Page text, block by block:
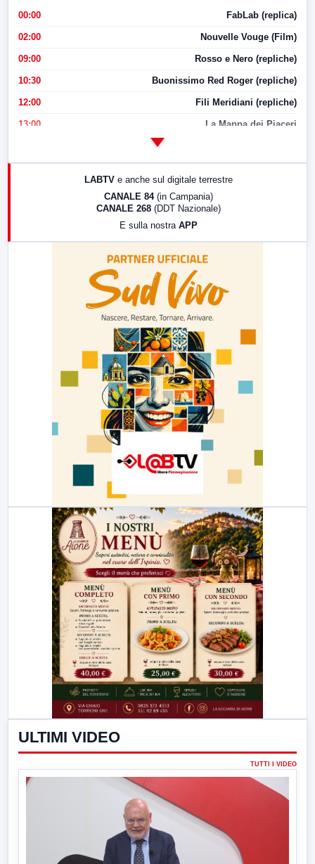
00:00 FabLab (replica)
02:00 Nouvelle Vouge (Film)
09:00 Rosso e Nero (repliche)
10:30 Buonissimo Red Roger (repliche)
12:00 Fili Meridiani (repliche)
13:00 La Mappa dei Piaceri
LABTV e anche sul digitale terrestre
CANALE 84 (in Campania)
CANALE 268 (DDT Nazionale)
E sulla nostra APP
ULTIMI VIDEO
TUTTI I VIDEO